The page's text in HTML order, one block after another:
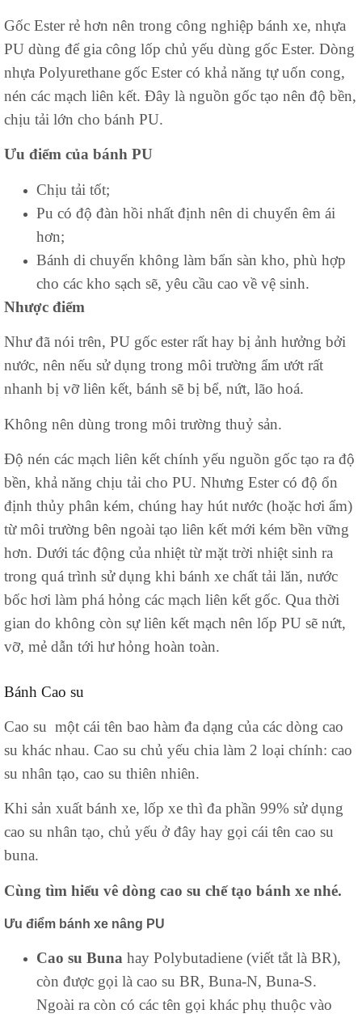
Gốc Ester rẻ hơn nên trong công nghiệp bánh xe, nhựa
PU dùng để gia công lốp chủ yếu dùng gốc Ester. Dòng
nhựa Polyurethane gốc Ester có khả năng tự uốn cong,
nén các mạch liên kết. Đây là nguồn gốc tạo nên độ bền,
chịu tải lớn cho bánh PU.
Ưu điểm của bánh PU
Chịu tải tốt;
Pu có độ đàn hồi nhất định nên di chuyển êm ái
hơn;
Bánh di chuyển không làm bẩn sàn kho, phù hợp
cho các kho sạch sẽ, yêu cầu cao về vệ sinh.
Nhược điểm
Như đã nói trên, PU gốc ester rất hay bị ảnh hưởng bởi
nước, nên nếu sử dụng trong môi trường ẩm ướt rất
nhanh bị vỡ liên kết, bánh sẽ bị bể, nứt, lão hoá.
Không nên dùng trong môi trường thuỷ sản.
Độ nén các mạch liên kết chính yếu nguồn gốc tạo ra độ
bền, khả năng chịu tải cho PU. Nhưng Ester có độ ổn
định thủy phân kém, chúng hay hút nước (hoặc hơi ẩm)
từ môi trường bên ngoài tạo liên kết mới kém bền vững
hơn. Dưới tác động của nhiệt từ mặt trời nhiệt sinh ra
trong quá trình sử dụng khi bánh xe chất tải lăn, nước
bốc hơi làm phá hỏng các mạch liên kết gốc. Qua thời
gian do không còn sự liên kết mạch nên lốp PU sẽ nứt,
vỡ, mẻ dẫn tới hư hỏng hoàn toàn.
Bánh Cao su
Cao su một cái tên bao hàm đa dạng của các dòng cao
su khác nhau. Cao su chủ yếu chia làm 2 loại chính: cao
su nhân tạo, cao su thiên nhiên.
Khi sản xuất bánh xe, lốp xe thì đa phần 99% sử dụng
cao su nhân tạo, chủ yếu ở đây hay gọi cái tên cao su
buna.
Cùng tìm hiểu vê dòng cao su chế tạo bánh xe nhé.
Ưu điểm bánh xe nâng PU
Cao su Buna hay Polybutadiene (viết tắt là BR),
còn được gọi là cao su BR, Buna-N, Buna-S.
Ngoài ra còn có các tên gọi khác phụ thuộc vào